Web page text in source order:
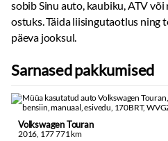
sobib Sinu auto, kaubiku, ATV
ostuks. Täida liisingutaotlus ning
päeva jooksul.
Sarnased pakkumised
Volkswagen Touran
2016, 177 771 km